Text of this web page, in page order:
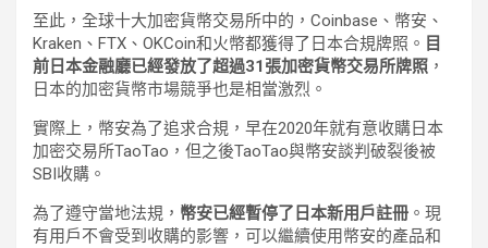
至此，全球十大加密貨幣交易所中的，Coinbase、幣安、
Kraken、FTX、OKCoin和火幣都獲得了日本合規牌照。 目
前日本金融廳已經發放了超過31張加密貨幣交易所牌照 ，
日本的加密貨幣市場競爭也是相當激烈。
實際上，幣安為了追求合規，早在2020年就有意收購日本
加密交易所TaoTao，但之後TaoTao與幣安談判破裂後被
SBI收購。
為了遵守當地法規， 幣安已經暫停了日本新用戶註冊 。現
有用戶不會受到收購的影響，可以繼續使用幣安的產品和